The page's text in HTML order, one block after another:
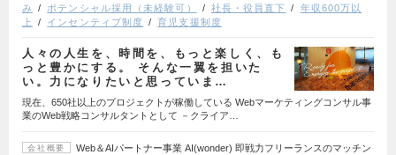
み
ポテンシャル採用（未経験可） 社長・役員直下
年収600万以
上
インセンティブ制度 育児支援制度
人々の人生を、時間を、もっと楽しく、も
っと豊かにする。 そんな一翼を担いた
い。力になりたいと思っていま…
現在、650社以上のプロジェクトが稼働している Webマーケティングコンサル事
業のWeb戦略コンサルタントとして －クライア…
会社概要
Web＆AIパートナー事業 AI(wonder) 即戦力フリーランスのマッチン